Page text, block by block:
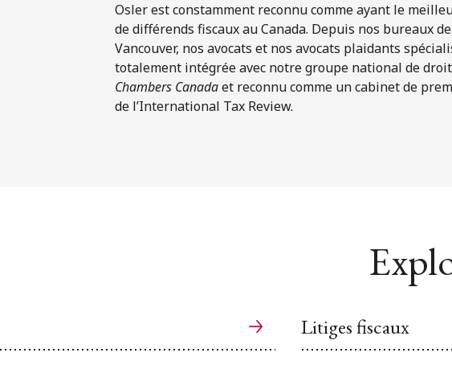
Osler est constamment reconnu comme ayant le
de différends fiscaux au Canada. Depuis nos bureaux
Vancouver, nos avocats et nos avocats plaidants
totalement intégrée avec notre groupe national de
Chambers Canadaet reconnu comme un cabinet de
de l’International Tax Review.
Litiges fiscaux